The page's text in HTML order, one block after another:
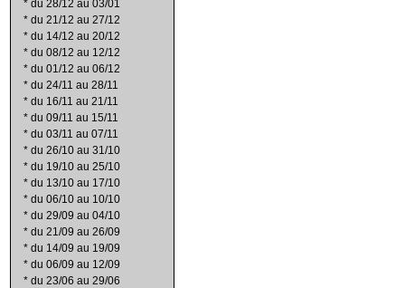
* du 28/12 au 03/01
* du 21/12 au 27/12
* du 14/12 au 20/12
* du 08/12 au 12/12
* du 01/12 au 06/12
* du 24/11 au 28/11
* du 16/11 au 21/11
* du 09/11 au 15/11
* du 03/11 au 07/11
* du 26/10 au 31/10
* du 19/10 au 25/10
* du 13/10 au 17/10
* du 06/10 au 10/10
* du 29/09 au 04/10
* du 21/09 au 26/09
* du 14/09 au 19/09
* du 06/09 au 12/09
* du 23/06 au 29/06